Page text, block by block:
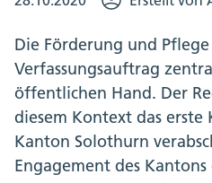
Die Förderung und
Verfassungsauftrag
öffentlichen Hand. Der
diesem Kontext das
Kanton Solothurn
Engagement des